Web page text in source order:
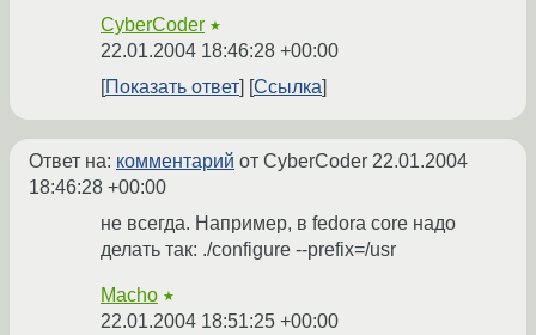
CyberCoder ★
22.01.2004 18:46:28 +00:00
Показать ответ
Ссылка
Ответ на: комментарий от CyberCoder 22.01.2004
18:46:28 +00:00
не всегда. Например, в fedora core надо
делать так: ./configure --prefix=/usr
Macho ★
22.01.2004 18:51:25 +00:00